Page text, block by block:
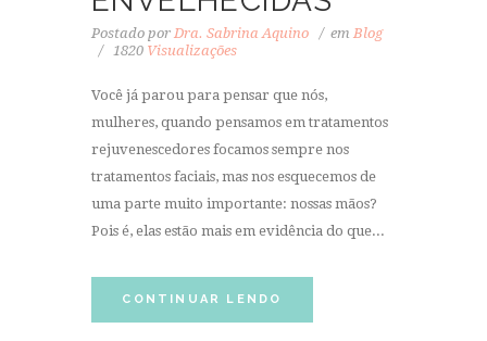
Postado por Dra. Sabrina Aquino em Blog
1820 Visualizações
Você já parou para pensar que nós,
mulheres, quando pensamos em tratamentos
rejuvenescedores focamos sempre nos
tratamentos faciais, mas nos esquecemos de
uma parte muito importante: nossas mãos?
Pois é, elas estão mais em evidência do que...
CONTINUAR LENDO